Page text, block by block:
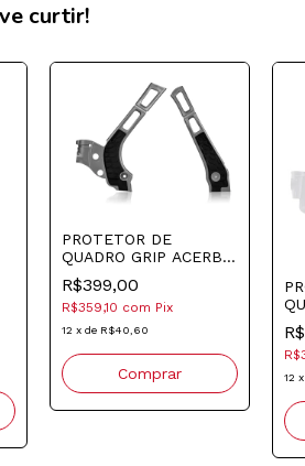
curtir!
PROTETOR DE
QUADRO GRIP ACERBIS
YAMAHA 2006-2025
FANTIC
R$399,00
R$359,10 com Pix
12 xde R$40,60
12